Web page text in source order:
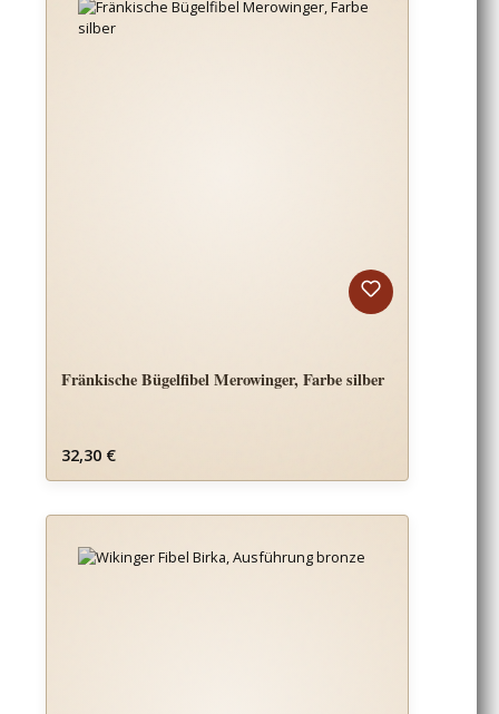
Fränkische Bügelfibel Merowinger, Farbe silber
Regulärer Preis:
32,30 €